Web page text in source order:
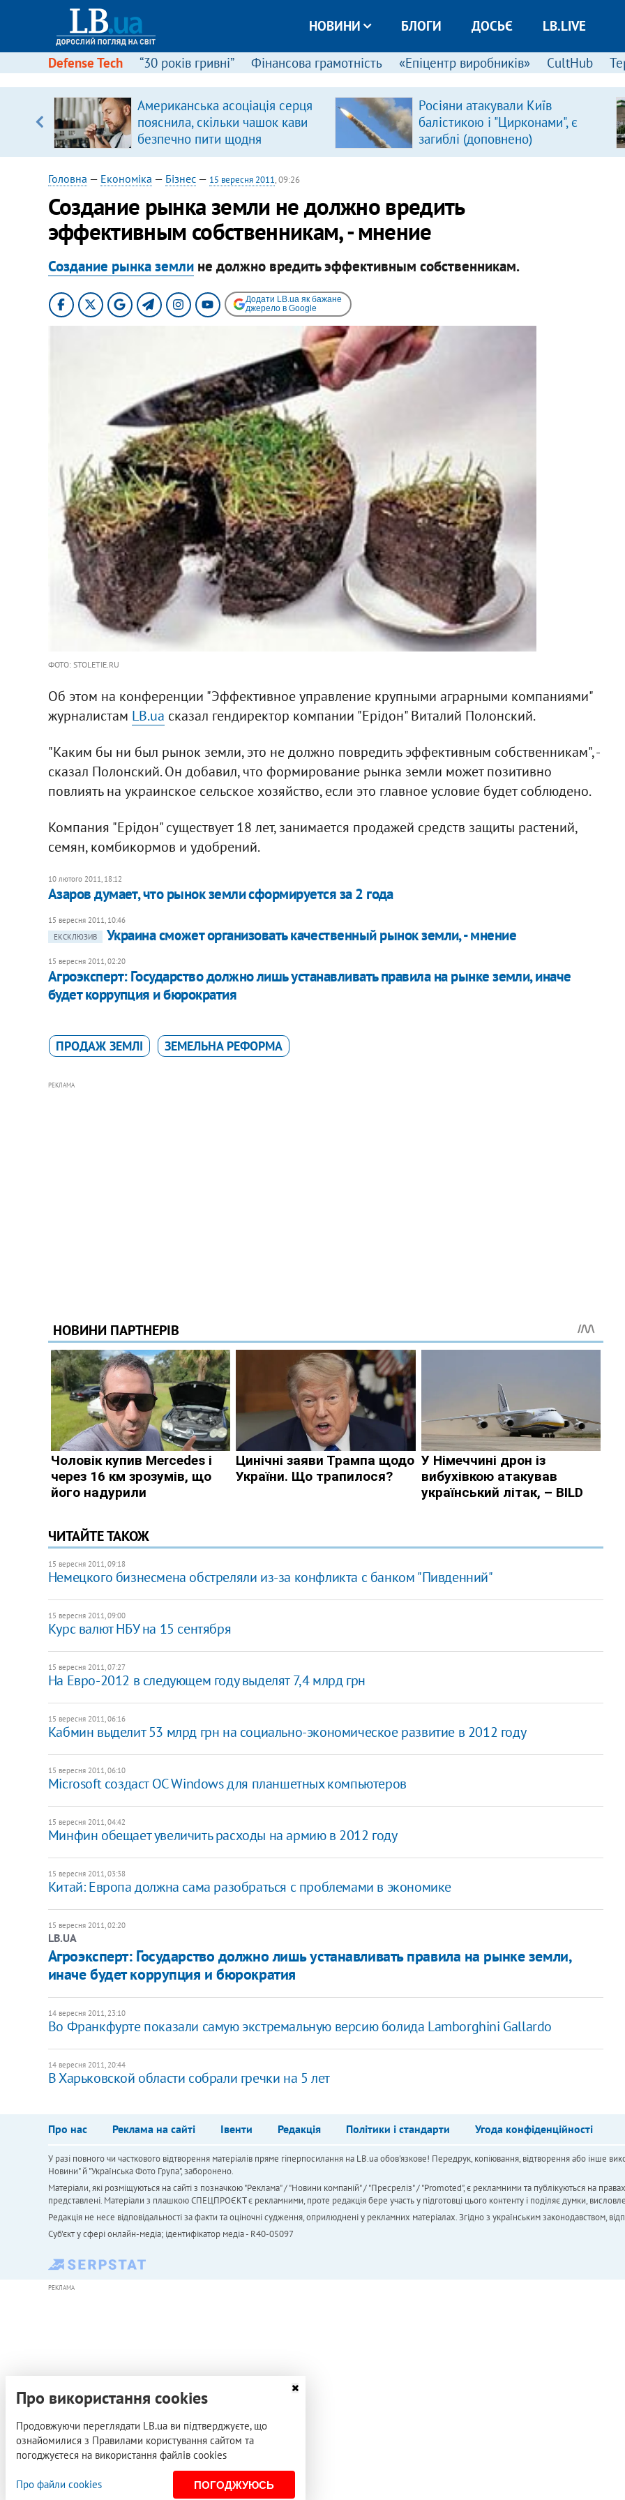
НОВИНИ БЛОГИ ДОСЬЄ LB.LIVE
Defense Tech “30 років гривні” Фінансова грамотність «Епіцентр виробників» CultHub
Американська асоціація серця
пояснила, скільки чашок кави
безпечно пити щодня
Росіяни атакували Київ
балістикою і "Цирконами", є
загиблі (доповнено)
Головна — Економіка — Бізнес— 15 вересня 2011, 09:26
Создание рынка земли не должно вредить
эффективным собственникам, - мнение
Создание рынка землине должно вредить эффективным собственникам.
Додати LB.ua як бажане
джерело в Google
ФОТО: STOLETIE.RU
Об этом на конференции "Эффективное управление крупными аграрными компаниями"
журналистам LB.ua сказал гендиректор компании "Ерідон" Виталий Полонский.
"Каким бы ни был рынок земли, это не должно повредить эффективным собственникам", -
сказал Полонский. Он добавил, что формирование рынка земли может позитивно
повлиять на украинское сельское хозяйство, если это главное условие будет соблюдено.
Компания "Ерідон" существует 18 лет, занимается продажей средств защиты растений,
семян, комбикормов и удобрений.
10 лютого 2011, 18:12
Азаров думает, что рынок земли сформируется за 2 года
15 вересня 2011, 10:46
ЕКСКЛЮЗИВ
Украина сможет организовать качественный рынок земли, - мнение
15 вересня 2011, 02:20
Агроэксперт: Государство должно лишь устанавливать правила на рынке земли, иначе
будет коррупция и бюрократия
ПРОДАЖ ЗЕМЛІ ЗЕМЕЛЬНА РЕФОРМА
РЕКЛАМА
ЧИТАЙТЕ ТАКОЖ
15 вересня 2011, 09:18
Немецкого бизнесмена обстреляли из-за конфликта с банком "Пивденний"
15 вересня 2011, 09:00
Курс валют НБУ на 15 сентября
15 вересня 2011, 07:27
На Евро-2012 в следующем году выделят 7,4 млрд грн
15 вересня 2011, 06:16
​Кабмин выделит 53 млрд грн на социально-экономическое развитие в 2012 году
15 вересня 2011, 06:10
Microsoft создаст ОС Windows для планшетных компьютеров
15 вересня 2011, 04:42
Минфин обещает увеличить расходы на армию в 2012 году
15 вересня 2011, 03:38
​Китай: Европа должна сама разобраться с проблемами в экономике
15 вересня 2011, 02:20
LB.UA
Агроэксперт: Государство должно лишь устанавливать правила на рынке земли,
иначе будет коррупция и бюрократия
14 вересня 2011, 23:10
Во Франкфурте показали самую экстремальную версию болида Lamborghini Gallardo
14 вересня 2011, 20:44
В Харьковской области собрали гречки на 5 лет
Про нас Реклама на сайті Івенти Редакція Політики і стандарти Угода конфіденційності
У разі повного чи часткового відтворення матеріалів пряме гіперпосилання на LB.ua обов'язкове! Передрук, копіювання, відтворення або інше
Новини" й "Українська Фото Група", заборонено.
Матеріали, які розміщуються на сайті з позначкою "Реклама" / "Новини компаній" / "Пресреліз" / "Promoted", є рекламними та публікуються на
представлені. Матеріали з плашкою СПЕЦПРОЄКТ є рекламними, проте редакція бере участь у підготовці цього контенту і поділяє думки,
Редакція не несе відповідальності за факти та оціночні судження, оприлюднені у рекламних матеріалах. Згідно з українським законодавством,
Cуб'єкт у сфері онлайн-медіа; ідентифікатор медіа - R40-05097
РЕКЛАМА
Про використання cookies
Продовжуючи переглядати LB.ua ви підтверджуєте, що
ознайомилися з Правилами користування сайтом та
погоджуєтеся на використання файлів cookies
Про файли cookies ПОГОДЖУЮСЬ